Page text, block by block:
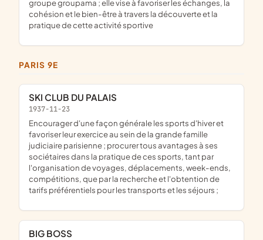
groupe groupama ; elle vise à favoriser les échanges, la
cohésion et le bien-être à travers la découverte et la
pratique de cette activité sportive
PARIS 9E
SKI CLUB DU PALAIS
1937-11-23
encourager d'une façon générale les sports d'hiver et
favoriser leur exercice au sein de la grande famille
judiciaire parisienne ; procurer tous avantages à ses
sociétaires dans la pratique de ces sports, tant par
l'organisation de voyages, déplacements, week-ends,
compétitions, que par la recherche et l'obtention de
tarifs préférentiels pour les transports et les séjours ;
BIG BOSS